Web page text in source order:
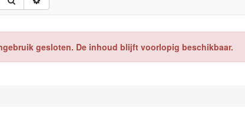
gesloten. De inhoud blijft voorlopig beschikbaar.